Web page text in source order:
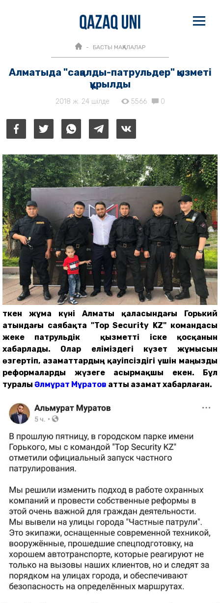
БАСТЫ МАҚАЛАЛАР
Алматыда "сақалды-патрульдер" қызметі
құрылды
2018 ж. 24 шілде 5566 0
Өткен жұма күні Алматы қаласындағы Горький
атындағы саябақта "Top Security KZ" командасы
жеке патрульдік қызметті іске қосқанын
хабарлады. Олар еліміздегі күзет жұмысын
өзгертіп, азаматтардың қауіпсіздігі үшін маңызды
реформаларды жүзеге асырмақшы екен. Бұл
туралы Әлмұрат Мұратов атты азамат хабарлаған.